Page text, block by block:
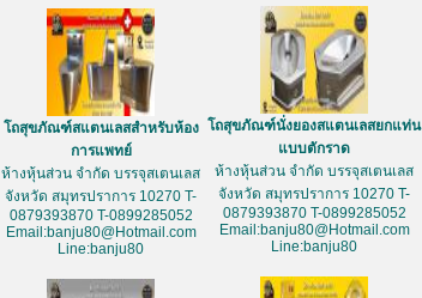
โถสุขภัณฑ์สแตนเลสสำหรับห้อง
การแพทย์
ห้างหุ้นส่วน จำกัด บรรจุสเตนเลส
จังหวัด สมุทรปราการ 10270 T-
0879393870 T-0899285052
Email:banju80@Hotmail.com
Line:banju80
โถสุขภัณฑ์นั่งยองสแตนเลสยกแท่น
แบบตักราด
ห้างหุ้นส่วน จำกัด บรรจุสเตนเลส
จังหวัด สมุทรปราการ 10270 T-
0879393870 T-0899285052
Email:banju80@Hotmail.com
Line:banju80